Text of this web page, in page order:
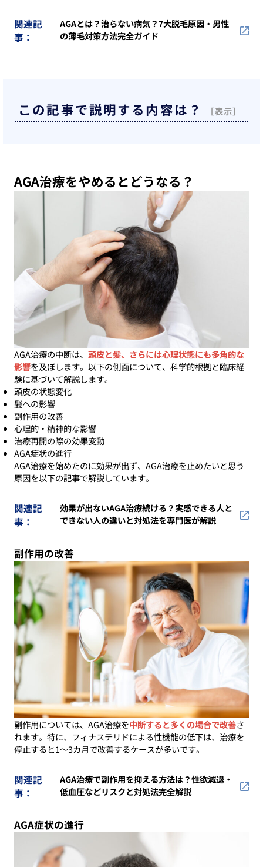
関連記
事：
AGAとは？治らない病気？7大脱毛原因・男性
の薄毛対策方法完全ガイド
この記事で説明する内容は？
AGA治療をやめるとどうなる？
AGA治療の中断は、 頭皮と髪、さらには心理状態にも多角的な
影響を及ぼします。以下の側面について、科学的根拠と臨床経
験に基づいて解説します。
頭皮の状態変化
髪への影響
副作用の改善
心理的・精神的な影響
治療再開の際の効果変動
AGA症状の進行
AGA治療を始めたのに効果が出ず、AGA治療を止めたいと思う
原因を以下の記事で解説しています。
関連記
事：
効果が出ないAGA治療続ける？実感できる人と
できない人の違いと対処法を専門医が解説
副作用の改善
副作用については、AGA治療を中断すると多くの場合で改善さ
れます。特に、フィナステリドによる性機能の低下は、治療を
停止すると1〜3カ月で改善するケースが多いです。
関連記
事：
AGA治療で副作用を抑える方法は？性欲減退・
低血圧などリスクと対処法完全解説
AGA症状の進行